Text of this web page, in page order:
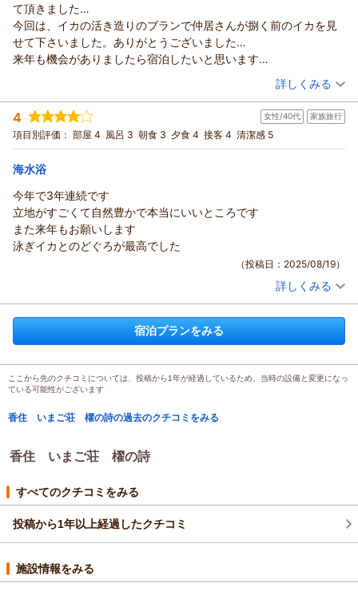
て頂きました…
今回は、イカの活き造りのブランで仲居さんが捌く前のイカを見
せて下さいました。ありがとうございました…
来年も機会がありましたら宿泊したいと思います…
（投稿日：2025/09/18）
宿泊時期： 2025年07月宿泊 (友達旅行)
投稿者： Shoさん(女性/50代)
宿泊プラン： 【夏◆人気No.１】鮮度抜群！透明で美しい姿にうっとり◇香
住クリスタル◇活イカプラン
和室 朝・夕 夕/個室利用
宿泊価格帯：
詳しくみる
4 女性/40代 家族旅行
項目別評価： 部屋 4 風呂 3 朝食 3 夕食 4 接客 4 清潔感 5
海水浴
今年で3年連続です
立地がすごくて自然豊かで本当にいいところです
また来年もお願いします
泳ぎイカとのどぐろが最高でした
（投稿日：2025/08/19）
投稿者： サクラバさん(女性/40代)
宿泊プラン： 【夏◆会席】どちらも絶品！透明で美しい香住クリスタル◇活
イカと高級魚のどぐろのご当地グルメプラン
和室
詳しくみる
宿泊プランをみる
ここから先のクチコミについては、投稿から1年が経過しているため、当時の設備と変更になっ
ている可能性がございます
香住 いまご荘 櫂の詩の過去のクチコミをみる
香住 いまご荘 櫂の詩
すべてのクチコミをみる
投稿から1年以上経過したクチコミ
施設情報をみる